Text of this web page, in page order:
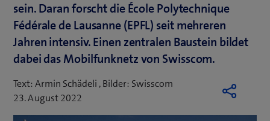
sein. Daran forscht die École Polytechnique
Fédérale de Lausanne (EPFL) seit mehreren
Jahren intensiv. Einen zentralen Baustein bildet
dabei das Mobilfunknetz von Swisscom.
Text: Armin Schädeli , Bilder: Swisscom
23. August 2022